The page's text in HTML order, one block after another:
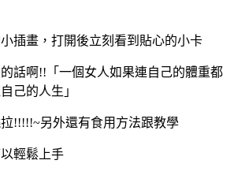
插畫，打開後立刻看到貼心的小卡
話啊!!「一個女人如果連自己的體重都
己的人生」
!!!!!~另外還有食用方法跟教學
輕鬆上手